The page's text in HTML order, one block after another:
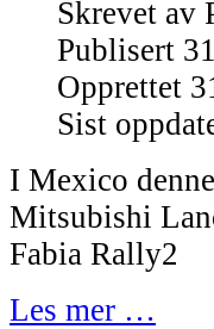
Skrevet av
Publisert
Opprettet
Sist
I Mexico
Mitsubishi
Fabia Rally2
Les mer …